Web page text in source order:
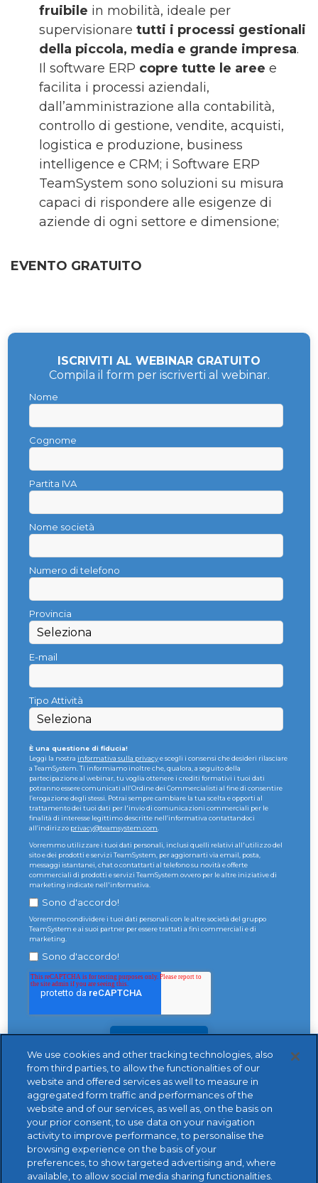
fruibile in mobilità, ideale per
supervisionare tutti i processi gestionali
della piccola, media e grande impresa.
Il software ERP copre tutte le aree e
facilita i processi aziendali,
dall’amministrazione alla contabilità,
controllo di gestione, vendite, acquisti,
logistica e produzione, business
intelligence e CRM; i Software ERP
TeamSystem sono soluzioni su misura
capaci di rispondere alle esigenze di
aziende di ogni settore e dimensione;
EVENTO GRATUITO
ISCRIVITI AL WEBINAR GRATUITO
Compila il form per iscriverti al webinar.
Nome
Cognome
Partita IVA
Nome società
Numero di telefono
Provincia
E-mail
Tipo Attività
È una questione di fiducia!
Leggi la nostrainformativa sulla privacye scegli i consensi che desideri rilasciare
a TeamSystem.Ti informiamo inoltre che, qualora, a seguito della
partecipazione al webinar, tu voglia ottenere i crediti formativi i tuoi dati
potranno essere comunicati all’Ordine dei Commercialisti al fine di consentire
l’erogazione degli stessi. Potrai sempre cambiare la tua scelta e opporti al
trattamento dei tuoi dati per l'invio di comunicazioni commerciali per le
finalità di interesse legittimo descritte nell’informativa contattandoci
all’indirizzo privacy@teamsystem.com
Vorremmo utilizzare i tuoi dati personali, inclusi quelli relativi all'utilizzo del
sito e dei prodotti e servizi TeamSystem, per aggiornarti via email, posta,
messaggi istantanei, chat o contattarti al telefono su novità e offerte
commerciali di prodotti e servizi TeamSystem ovvero per le altre iniziative di
marketing indicate nell'informativa.
Sono d'accordo!
Vorremmo condividere i tuoi dati personali con le altre società del gruppo
TeamSystem e ai suoi partner per essere trattati a fini commerciali e di
marketing.
Sono d'accordo!
We use cookies and other tracking technologies, also
from third parties, to allow the functionalities of our
website and offered services as well to measure in
aggregated form traffic and performances of the
website and of our services, as well as, on the basis on
your prior consent, to use data on your navigation
activity to improve performance, to personalise the
browsing experience on the basis of your
preferences, to show targeted advertising and, where
available, to allow social media sharing functionalities.